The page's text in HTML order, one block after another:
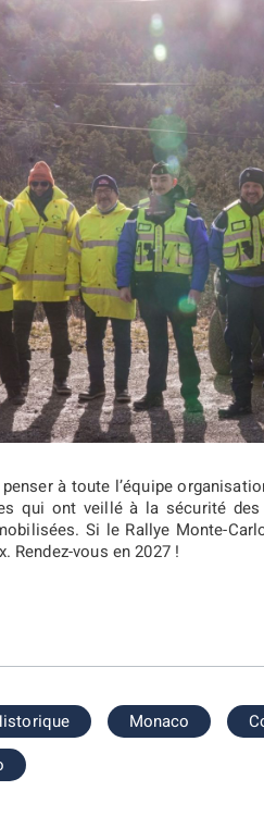
penser à toute l’équipe
qui ont veillé à la sécurité
Si le Rallye Monte-
Rendez-vous en 2027 !
Monaco